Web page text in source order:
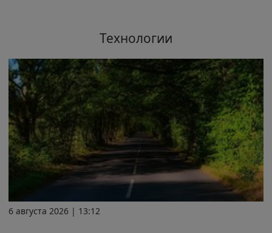
Технологии
6 августа 2026 | 13:12